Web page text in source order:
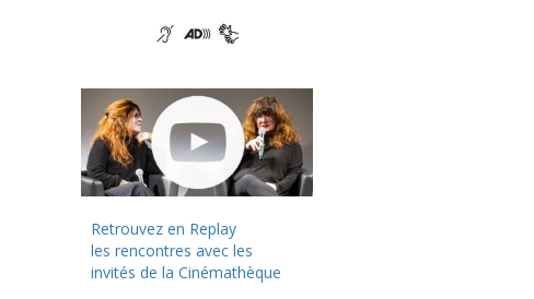
Retrouvez en Replay
les rencontres avec les
invités de la Cinémathèque